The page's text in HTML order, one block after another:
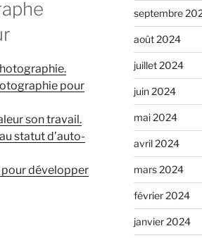
pour
son travail.
statut d’auto-
pour développer
septembre
août 2024
juillet 2024
juin 2024
mai 2024
avril 2024
mars 2024
février 2024
janvier 2024